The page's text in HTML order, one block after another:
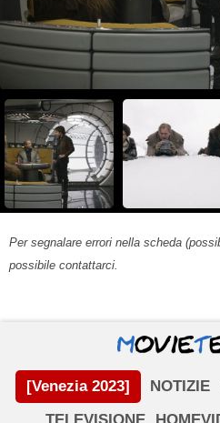
Per segnalare errori nella scheda
possibile contattarci.
[Venezia 2023] NOTIZIE